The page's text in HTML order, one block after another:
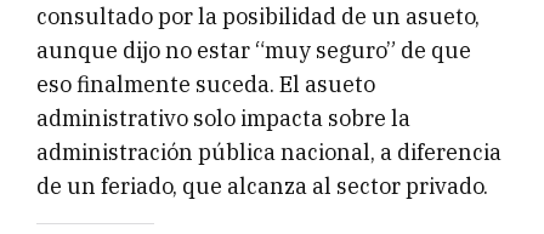
consultado por la posibilidad de un asueto,
aunque dijo no estar “muy seguro” de que
eso finalmente suceda. El asueto
administrativo solo impacta sobre la
administración pública nacional, a diferencia
de un feriado, que alcanza al sector privado.